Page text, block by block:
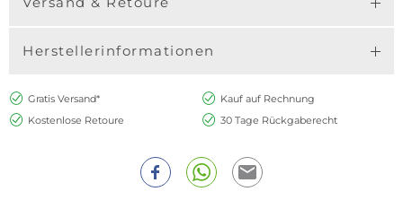
Herstellerinformationen
Gratis Versand*
Kauf auf Rechnung
Kostenlose Retoure
30 Tage Rückgaberecht